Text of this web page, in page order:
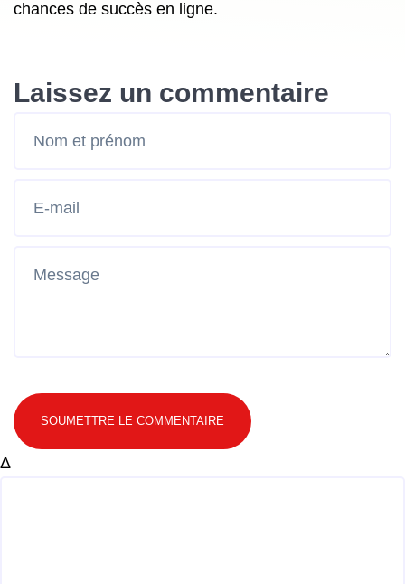
chances de succès en ligne.
Laissez un commentaire
SOUMETTRE LE COMMENTAIRE
Δ